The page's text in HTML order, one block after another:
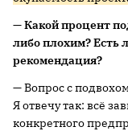
— Какой процент
либо плохим? Есть
рекомендация?
— Вопрос с
Я отвечу так: всё
конкретного